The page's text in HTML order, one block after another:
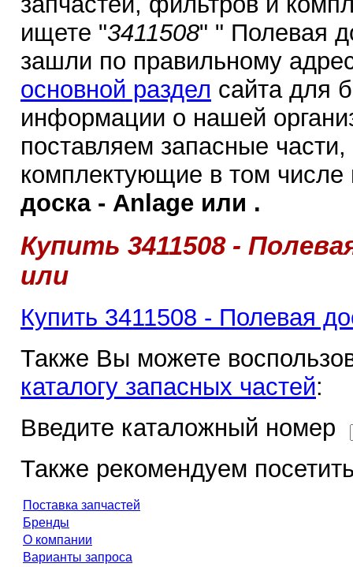
ищете "3411508" " Полевая
зашли по правильному
основной раздел сайта для
информации о нашей
поставляем запасные
комплектующие в том
доска - Anlage или .
Купить 3411508 -
или
Купить 3411508 - Полевая
Также Вы можете
каталогу запасных частей:
Введите каталожный номер
Также рекомендуем
Поставка запчастей
Бренды
О компании
Варианты запроса